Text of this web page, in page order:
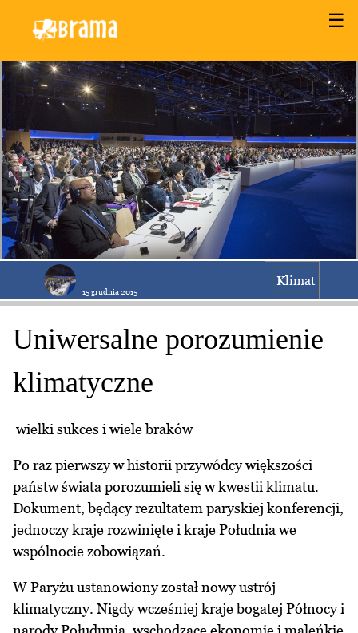
☰
15 grudnia 2015
Klimat
Uniwersalne porozumienie
klimatyczne
wielki sukces i wiele braków
Po raz pierwszy w historii przywódcy większości
państw świata porozumieli się w kwestii klimatu.
Dokument, będący rezultatem paryskiej konferencji,
jednoczy kraje rozwinięte i kraje Południa we
wspólnocie zobowiązań.
W Paryżu ustanowiony został nowy ustrój
klimatyczny. Nigdy wcześniej kraje bogatej Północy i